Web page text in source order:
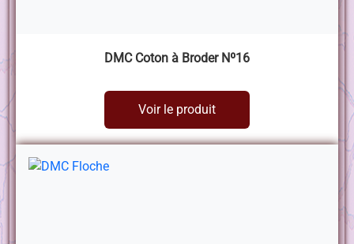
DMC Coton à Broder Nº16
Voir le produit